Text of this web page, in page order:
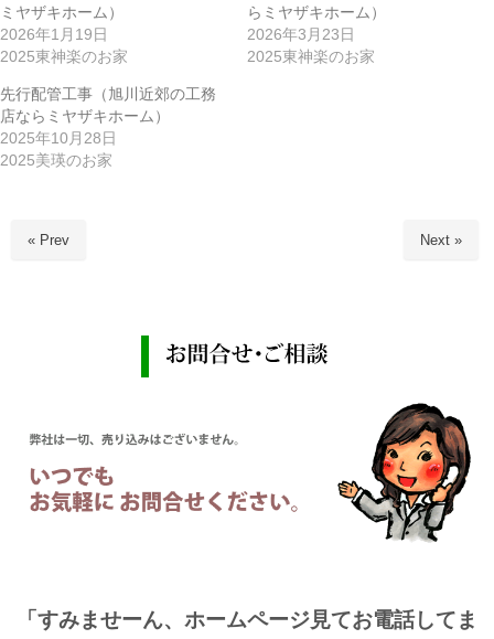
ミヤザキホーム）
2026年1月19日
2025東神楽のお家
らミヤザキホーム）
2026年3月23日
2025東神楽のお家
先行配管工事（旭川近郊の工務
店ならミヤザキホーム）
2025年10月28日
2025美瑛のお家
« Prev Next »
「すみませーん、ホームページ見てお電話してま